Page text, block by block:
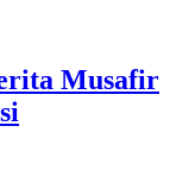
Musafir